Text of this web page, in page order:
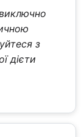
з
дієти